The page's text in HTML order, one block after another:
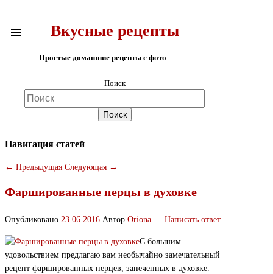
Вкусные рецепты
Простые домашние рецепты с фото
Поиск
Навигация статей
← Предыдущая Следующая →
Фаршированные перцы в духовке
Опубликовано 23.06.2016 Автор Oriona — Написать ответ
С большим
удовольствием предлагаю вам необычайно замечательный
рецепт фаршированных перцев, запеченных в духовке.